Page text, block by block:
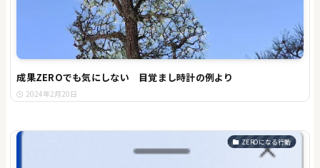
成果ZEROでも気にしない 目覚まし時計の例より
2024年2月20日
ZEROになる行動